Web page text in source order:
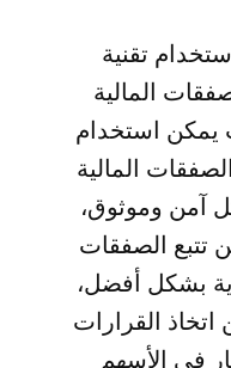
تقنية
المالية
يمكن استخدام
المالية
آمن وموثوق،
تتبع الصفقات
بشكل أفضل،
القرارات